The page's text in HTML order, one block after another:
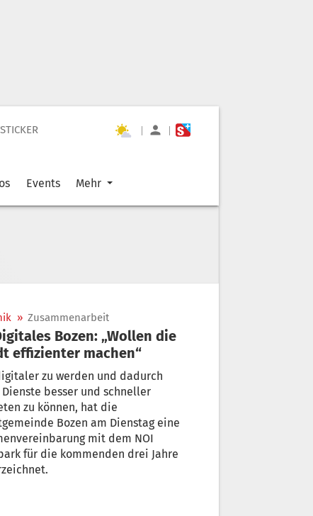
| |
Events Mehr
» Zusammenarbeit
effizienter machen“
zu werden und dadurch
besser und schneller
zu können, hat die
Bozen am Dienstag eine
mit dem NOI
für die kommenden drei Jahre